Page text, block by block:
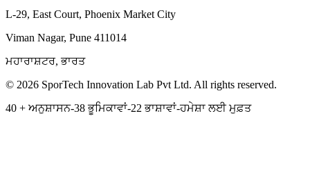
L-29, East Court, Phoenix Market City
Viman Nagar, Pune 411014
ਮਹਾਰਾਸ਼ਟਰ, ਭਾਰਤ
© 2026 SporTech Innovation Lab Pvt Ltd. All rights reserved.
40 + ਅਨੁਸ਼ਾਸਨ-38 ਭੂਮਿਕਾਵਾਂ-22 ਭਾਸ਼ਾਵਾਂ-ਹਮੇਸ਼ਾ ਲਈ ਮੁਫ਼ਤ